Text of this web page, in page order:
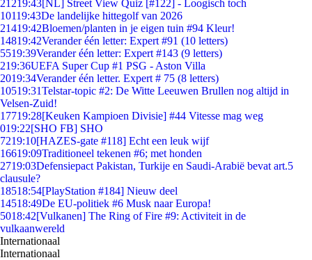
21219:43[NL] Street View Quiz [#122] - Loogisch toch
10119:43De landelijke hittegolf van 2026
21419:42Bloemen/planten in je eigen tuin #94 Kleur!
14819:42Verander één letter: Expert #91 (10 letters)
5519:39Verander één letter: Expert #143 (9 letters)
219:36UEFA Super Cup #1 PSG - Aston Villa
2019:34Verander één letter. Expert # 75 (8 letters)
10519:31Telstar-topic #2: De Witte Leeuwen Brullen nog altijd in
Velsen-Zuid!
17719:28[Keuken Kampioen Divisie] #44 Vitesse mag weg
019:22[SHO FB] SHO
7219:10[HAZES-gate #118] Echt een leuk wijf
16619:09Traditioneel tekenen #6; met honden
2719:03Defensiepact Pakistan, Turkije en Saudi-Arabië bevat art.5
clausule?
18518:54[PlayStation #184] Nieuw deel
14518:49De EU-politiek #6 Musk naar Europa!
5018:42[Vulkanen] The Ring of Fire #9: Activiteit in de
vulkaanwereld
Internationaal
Internationaal